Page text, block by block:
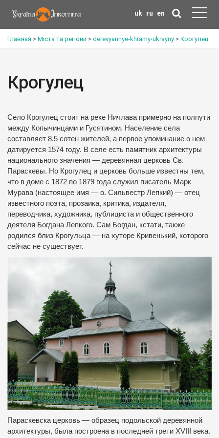
uk ru en
Главная > Міста та регіони > derevyannye-khramy-ukrayny > Крогулец
Крогулец
Село Крогулец стоит на реке Ничлава примерно на полпути
между Копычинцами и Гусятином. Население села
составляет 8,5 сотен жителей, а первое упоминание о нем
датируется 1574 году. В селе есть памятник архитектуры
национального значения — деревянная церковь Св.
Параскевы. Но Крогулец и церковь больше известны тем,
что в доме с 1872 по 1879 года служил писатель Марк
Мурава (настоящее имя — о. Сильвестр Лепкий) — отец
известного поэта, прозаика, критика, издателя,
переводчика, художника, публициста и общественного
деятеля Богдана Лепкого. Сам Богдан, кстати, также
родился близ Крогульца — на хуторе Кривенький, которого
сейчас не существует.
Параскевска церковь — образец подольской деревянной
архитектуры, была построена в последней трети XVIII века.